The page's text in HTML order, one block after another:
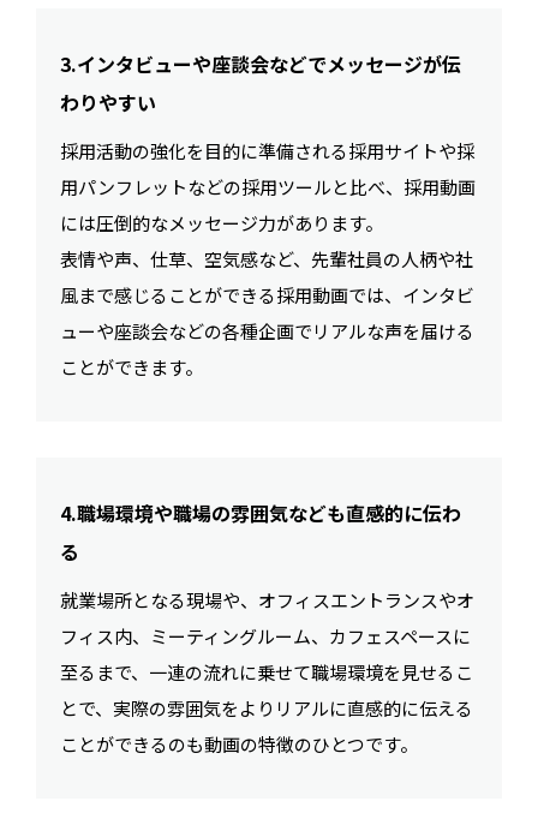
3.インタビューや座談会などでメッセージが伝
わりやすい
採用活動の強化を目的に準備される採用サイトや採
用パンフレットなどの採用ツールと比べ、採用動画
には圧倒的なメッセージ力があります。
表情や声、仕草、空気感など、先輩社員の人柄や社
風まで感じることができる採用動画では、インタビ
ューや座談会などの各種企画でリアルな声を届ける
ことができます。
4.職場環境や職場の雰囲気なども直感的に伝わ
る
就業場所となる現場や、オフィスエントランスやオ
フィス内、ミーティングルーム、カフェスペースに
至るまで、一連の流れに乗せて職場環境を見せるこ
とで、実際の雰囲気をよりリアルに直感的に伝える
ことができるのも動画の特徴のひとつです。